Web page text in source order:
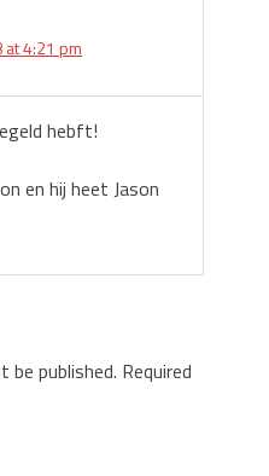
at 4:21 pm
hebft!
en hij heet Jason
be published. Required